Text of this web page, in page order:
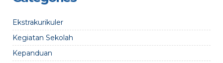
Ekstrakurikuler
Kegiatan Sekolah
Kepanduan